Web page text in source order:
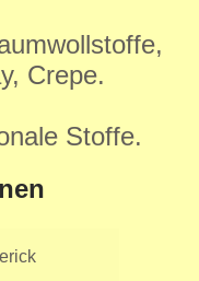
Crepe.
Stoffe.